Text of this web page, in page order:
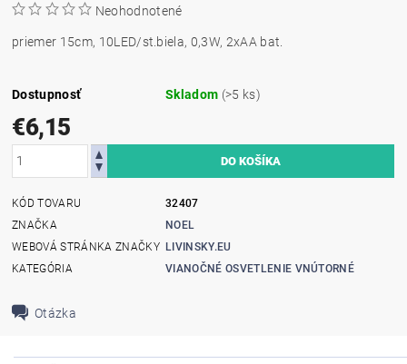
Neohodnotené
priemer 15cm, 10LED/st.biela, 0,3W, 2xAA bat.
Dostupnosť Skladom (>5 ks)
€6,15
KÓD TOVARU
32407
ZNAČKA
NOEL
WEBOVÁ STRÁNKA ZNAČKY LIVINSKY.EU
KATEGÓRIA
VIANOČNÉ OSVETLENIE VNÚTORNÉ
Otázka